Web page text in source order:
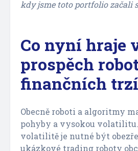
kdy jsme toto portfolio začali
Co nyní hraje
prospěch
finančních
Obecně roboti a algoritmy
pohyby a vysokou
volatilitě je nutné být
ukázkové trading roboty